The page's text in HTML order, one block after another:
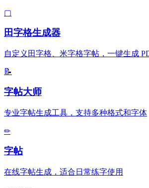
▢
田字格生成器
自定义田字格、米字格字帖，一键生成
📝
字帖大师
专业字帖生成工具，支持多种格式和字体
✏
字帖
在线字帖生成，适合日常练字使用